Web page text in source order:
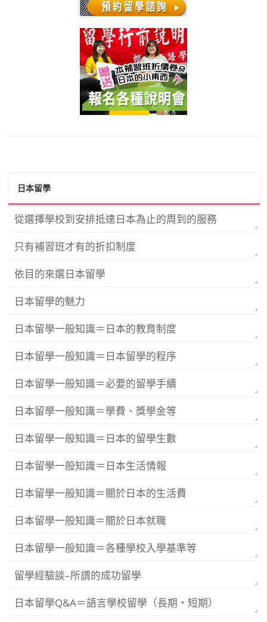
日本留學
從選擇學校到安排抵達日本為止的周到的服務
只有補習班才有的折扣制度
依目的來選日本留學
日本留學的魅力
日本留學一般知識＝日本的教育制度
日本留學一般知識＝日本留學的程序
日本留學一般知識＝必要的留學手續
日本留學一般知識＝學費、獎學金等
日本留學一般知識＝日本的留學生數
日本留學一般知識＝日本生活情報
日本留學一般知識＝關於日本的生活費
日本留學一般知識＝關於日本就職
日本留學一般知識＝各種學校入學基準等
留學經驗談–所謂的成功留學
日本留學Q&A＝語言學校留學（長期・短期）